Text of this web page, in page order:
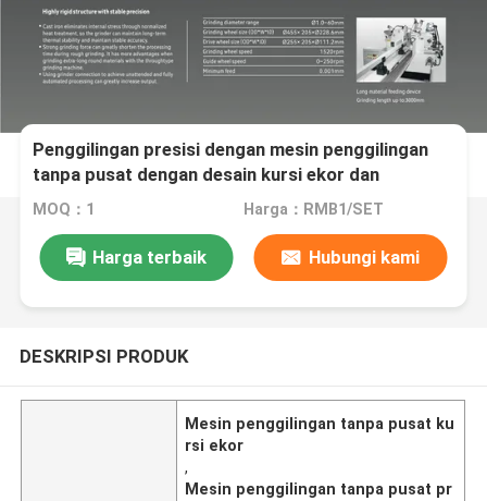
Penggilingan presisi dengan mesin penggilingan
tanpa pusat dengan desain kursi ekor dan
diameter roda penggilingan 200-500mm
MOQ：1 Harga：RMB1/SET
Harga terbaik Hubungi kami
DESKRIPSI PRODUK
Mesin penggilingan tanpa pusat ku
rsi ekor
,
Mesin penggilingan tanpa pusat pr